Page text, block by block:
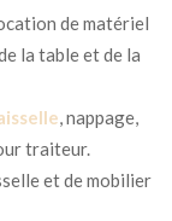
de matériel
la table et de la
, nappage,
traiteur.
et de mobilier